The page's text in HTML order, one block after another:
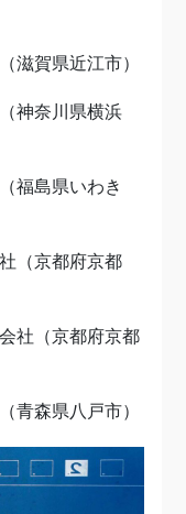
賀県近江市）
神奈川県横浜
島県いわき
（京都府京都
社（京都府京都
森県八戸市）